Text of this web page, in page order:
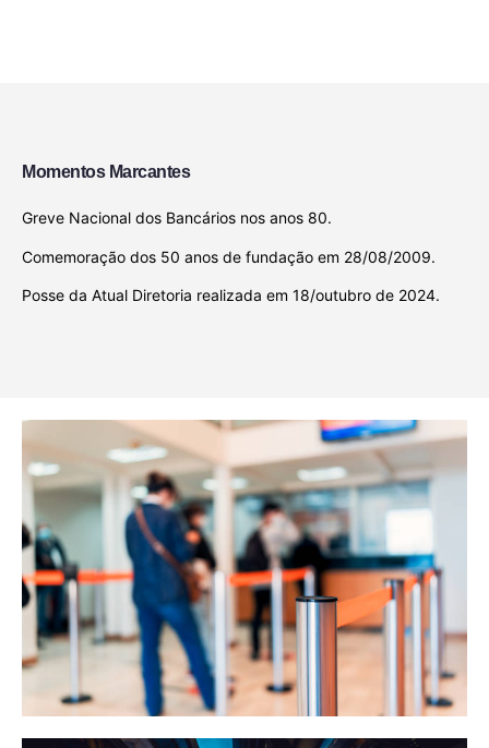
Momentos Marcantes
Greve Nacional dos Bancários nos anos 80.
Comemoração dos 50 anos de fundação em 28/08/2009.
Posse da Atual Diretoria realizada em 18/outubro de 2024.